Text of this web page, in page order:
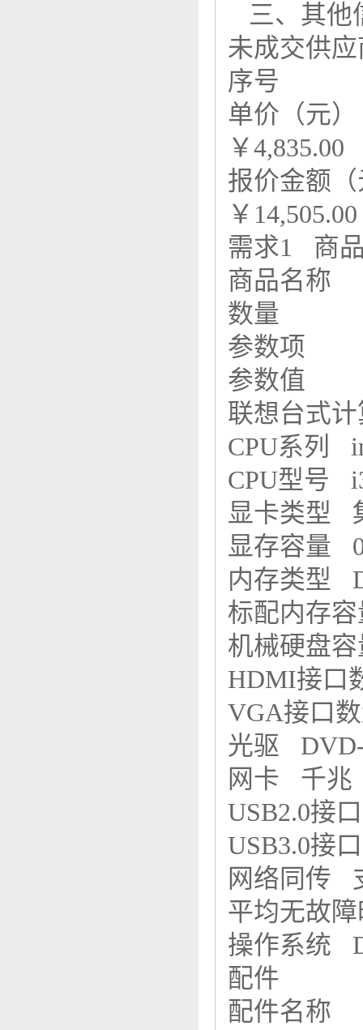
三、其他
未成交供
序号
单价（元）
￥4,835.00
报价金额
￥14,505.00
需求1 商
商品名称
数量
参数项
参数值
联想台式
CPU系列
CPU型号
显卡类型
显存容量
内存类型
标配内存
机械硬盘
HDMI接
VGA接口
光驱
网卡 千
USB2.0
USB3.0
网络同传
平均无故
操作系统
配件
配件名称